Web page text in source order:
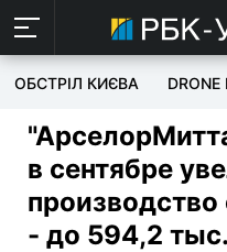
ОБСТРІЛ КИЄВА DRONE
в сентябре
производство
- до 594,2